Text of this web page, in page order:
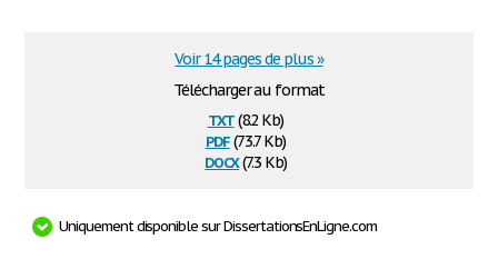
Télécharger au format
txt(8.2 Kb)
pdf(73.7 Kb)
docx(7.3 Kb)
Voir 14 pages de plus »
Uniquement disponible sur DissertationsEnLigne.com